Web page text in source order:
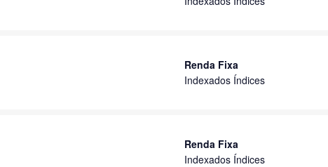
Renda Fixa
Indexados Índices
Renda Fixa
Indexados Índices